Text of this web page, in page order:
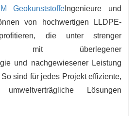
Geokunststoffe Ingenieure und
von hochwertigen LLDPE-
die unter strenger
mit überlegener
und nachgewiesener Leistung
sind für jedes Projekt effiziente,
Lösungen